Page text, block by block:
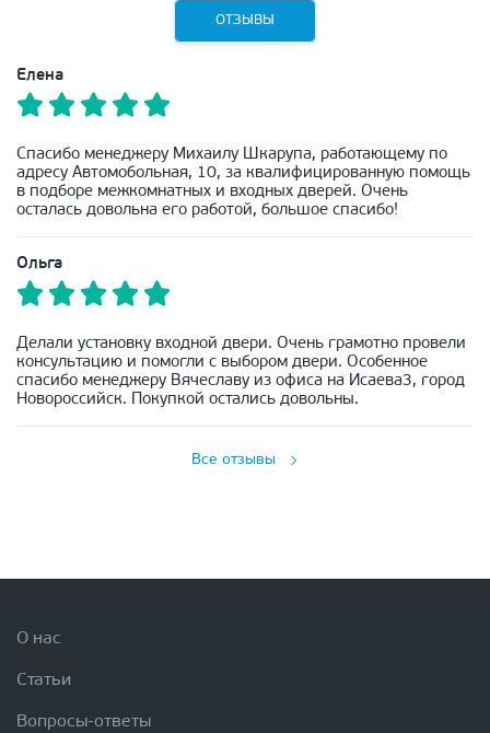
ОТЗЫВЫ
Елена
Спасибо менеджеру Михаилу Шкарупа, работающему по
адресу Автомобольная, 10, за квалифицированную помощь
в подборе межкомнатных и входных дверей. Очень
осталась довольна его работой, большое спасибо!
Ольга
Делали установку входной двери. Очень грамотно провели
консультацию и помогли с выбором двери. Особенное
спасибо менеджеру Вячеславу из офиса на Исаева3, город
Новороссийск. Покупкой остались довольны.
Все отзывы
О нас
Статьи
Вопросы-ответы